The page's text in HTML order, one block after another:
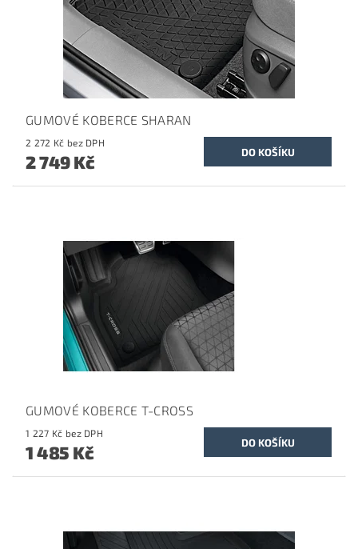
GUMOVÉ KOBERCE SHARAN
2 272 Kč bez DPH
2 749 Kč
GUMOVÉ KOBERCE T-CROSS
1 227 Kč bez DPH
1 485 Kč